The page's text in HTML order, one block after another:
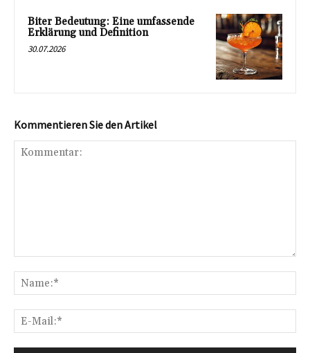
Biter Bedeutung: Eine umfassende
Erklärung und Definition
30.07.2026
Kommentieren Sie den Artikel